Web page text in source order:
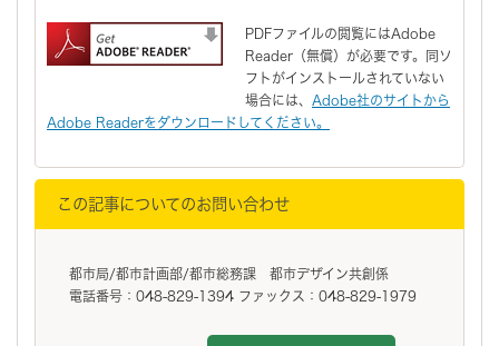
PDFファイルの閲覧にはAdobe
Reader（無償）が必要です。同ソ
フトがインストールされていない
場合には、 Adobe社のサイトから
Adobe Readerをダウンロードしてください。
この記事についてのお問い合わせ
都市局/都市計画部/都市総務課 都市デザイン共創係
電話番号：048-829-1394 ファックス：048-829-1979